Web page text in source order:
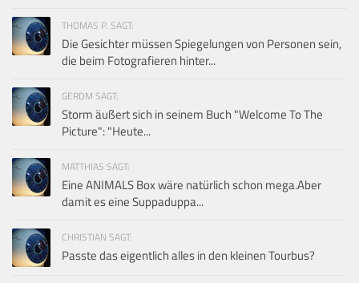
THOMAS P. SAGT:
Die Gesichter müssen Spiegelungen von Personen sein,
die beim Fotografieren hinter...
GERDM SAGT:
Storm äußert sich in seinem Buch "Welcome To The
Picture": "Heute...
MATTHIAS SAGT:
Eine ANIMALS Box wäre natürlich schon mega.Aber
damit es eine Suppaduppa...
CHRISTIAN SAGT:
Passte das eigentlich alles in den kleinen Tourbus?